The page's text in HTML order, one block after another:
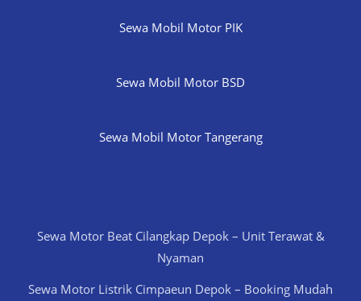
Sewa Mobil Motor PIK
Sewa Mobil Motor BSD
Sewa Mobil Motor Tangerang
Sewa Motor Beat Cilangkap Depok – Unit Terawat &
Nyaman
Sewa Motor Listrik Cimpaeun Depok – Booking Mudah